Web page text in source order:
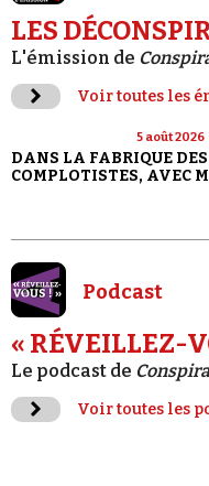
LES
L'émission de
Voir toutes les
5 août 2026
DANS LA FABRIQUE
COMPLOTISTES, AVEC
Podcast
« RÉVEILLEZ-
Le podcast de
Voir toutes les